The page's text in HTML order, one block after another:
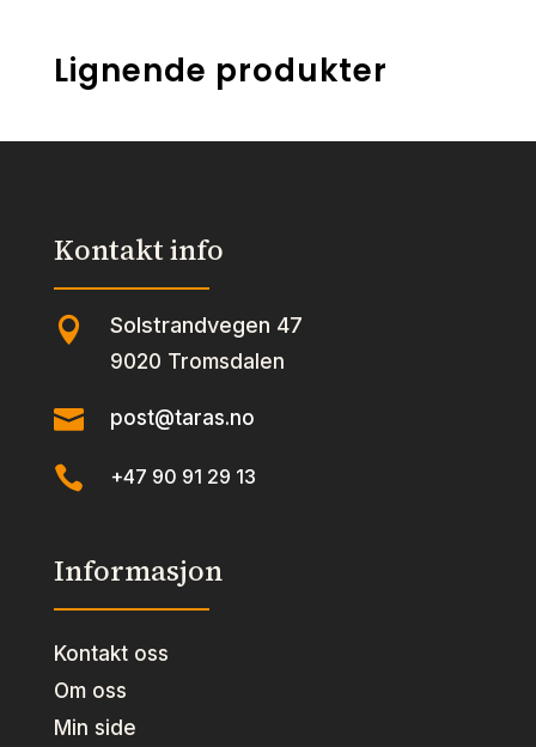
Lignende produkter
Kontakt info
 Solstrandvegen 47
9020 Tromsdalen
 post@taras.no
 +47 90 91 29 13
Informasjon
Kontakt oss
Om oss
Min side